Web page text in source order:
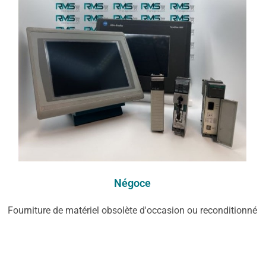
Négoce
Fourniture de matériel obsolète d'occasion ou reconditionné